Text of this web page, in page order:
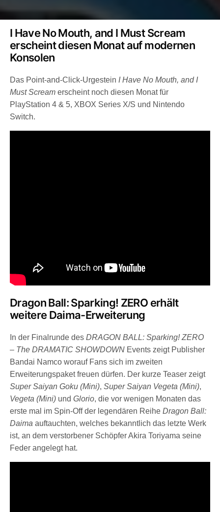
I Have No Mouth, and I Must Scream
erscheint diesen Monat auf modernen
Konsolen
Das Point-and-Click-Urgestein I Have No Mouth, and I
Must Screamerscheint noch diesen Monat für
PlayStation 4 & 5, XBOX Series X/S und Nintendo
Switch.
Dragon Ball: Sparking! ZERO erhält
weitere Daima-Erweiterung
In der Finalrunde desDRAGON BALL: Sparking! ZERO
– The DRAMATIC SHOWDOWN Events zeigt Publisher
Bandai Namco worauf Fans sich im zweiten
Erweiterungspaket freuen dürfen. Der kurze Teaser zeigt
Super Saiyan Goku (Mini),Super Saiyan Vegeta (Mini),
Vegeta (Mini) undGlorio, die vor wenigen Monaten das
erste mal im Spin-Off der legendären ReiheDragon Ball:
Daima auftauchten, welches bekanntlich das letzte Werk
ist, an dem verstorbener Schöpfer Akira Toriyama seine
Feder angelegt hat.